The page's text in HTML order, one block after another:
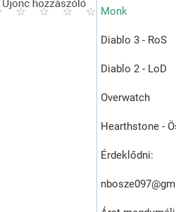
Monk
Diablo 3 - RoS
Diablo 2 - LoD
Overwatch
Hearthstone -
Érdeklődni: